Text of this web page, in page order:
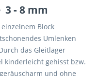
- 8 mm
Block
Umlenken
das Gleitlager
kinderleicht gehisst bzw.
und ohne